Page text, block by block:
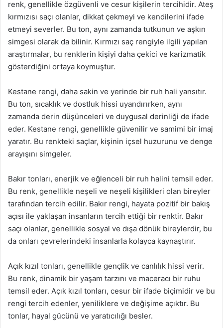
renk, genellikle özgüvenli ve cesur kişilerin tercihidir. Ateş
kırmızısı saçı olanlar, dikkat çekmeyi ve kendilerini ifade
etmeyi severler. Bu ton, aynı zamanda tutkunun ve aşkın
simgesi olarak da bilinir. Kırmızı saç rengiyle ilgili yapılan
araştırmalar, bu renklerin kişiyi daha çekici ve karizmatik
gösterdiğini ortaya koymuştur.
Kestane rengi, daha sakin ve yerinde bir ruh hali yansıtır.
Bu ton, sıcaklık ve dostluk hissi uyandırırken, aynı
zamanda derin düşünceleri ve duygusal derinliği de ifade
eder. Kestane rengi, genellikle güvenilir ve samimi bir imaj
yaratır. Bu renkteki saçlar, kişinin içsel huzurunu ve denge
arayışını simgeler.
Bakır tonları, enerjik ve eğlenceli bir ruh halini temsil eder.
Bu renk, genellikle neşeli ve neşeli kişilikleri olan bireyler
tarafından tercih edilir. Bakır rengi, hayata pozitif bir bakış
açısı ile yaklaşan insanların tercih ettiği bir renktir. Bakır
saçı olanlar, genellikle sosyal ve dışa dönük bireylerdir, bu
da onları çevrelerindeki insanlarla kolayca kaynaştırır.
Açık kızıl tonları, genellikle gençlik ve canlılık hissi verir.
Bu renk, dinamik bir yaşam tarzını ve maceracı bir ruhu
temsil eder. Açık kızıl tonları, cesur bir ifade biçimidir ve bu
rengi tercih edenler, yeniliklere ve değişime açıktır. Bu
tonlar, hayal gücünü ve yaratıcılığı besler.